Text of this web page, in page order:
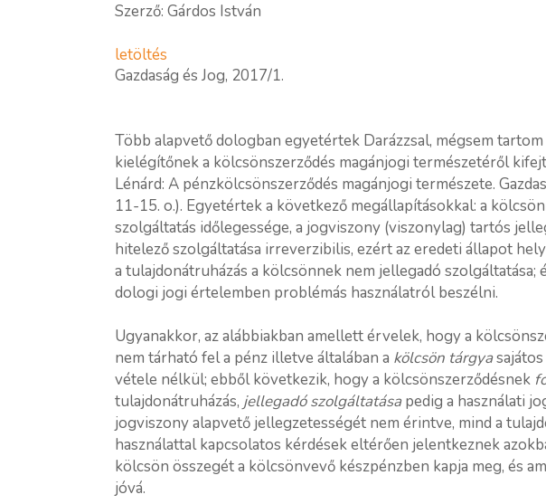
Szerző: Gárdos István
letöltés
Gazdaság és Jog, 2017/1.
Több alapvető dologban egyetértek Darázzsal, mégsem
kielégítőnek a kölcsönszerződés magánjogi természetéről
Lénárd: A pénzkölcsönszerződés magánjogi természete.
11-15. o.). Egyetértek a következő megállapításokkal: a
szolgáltatás időlegessége, a jogviszony (viszonylag) tartós
hitelező szolgáltatása irreverzibilis, ezért az eredeti állapot
a tulajdonátruházás a kölcsönnek nem jellegadó szolgáltatása;
dologi jogi értelemben problémás használatról beszélni.
Ugyanakkor, az alábbiakban amellett érvelek, hogy a
nem tárható fel a pénz illetve általában a kölcsön tárgyasajátos
vétele nélkül; ebből következik, hogy a kölcsönszerződésnek
tulajdonátruházás, jellegadó szolgáltatásapedig a használati
jogviszony alapvető jellegzetességét nem érintve, mind a
használattal kapcsolatos kérdések eltérően jelentkeznek
kölcsön összegét a kölcsönvevő készpénzben kapja meg, és
jóvá.